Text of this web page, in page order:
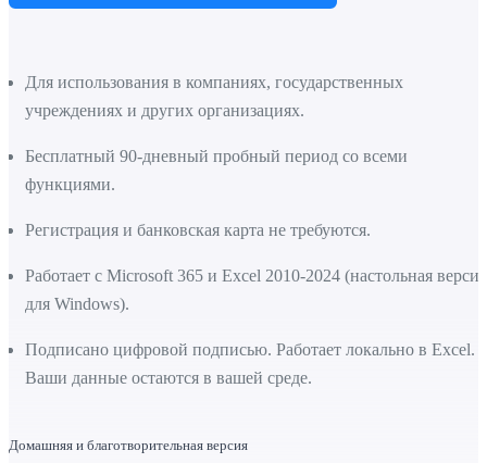
Для использования в компаниях, государственных
учреждениях и других организациях.
Бесплатный 90-дневный пробный период со всеми
функциями.
Регистрация и банковская карта не требуются.
Работает с Microsoft 365 и Excel 2010-2024 (настольная версия
для Windows).
Подписано цифровой подписью. Работает локально в Excel.
Ваши данные остаются в вашей среде.
Домашняя и благотворительная версия